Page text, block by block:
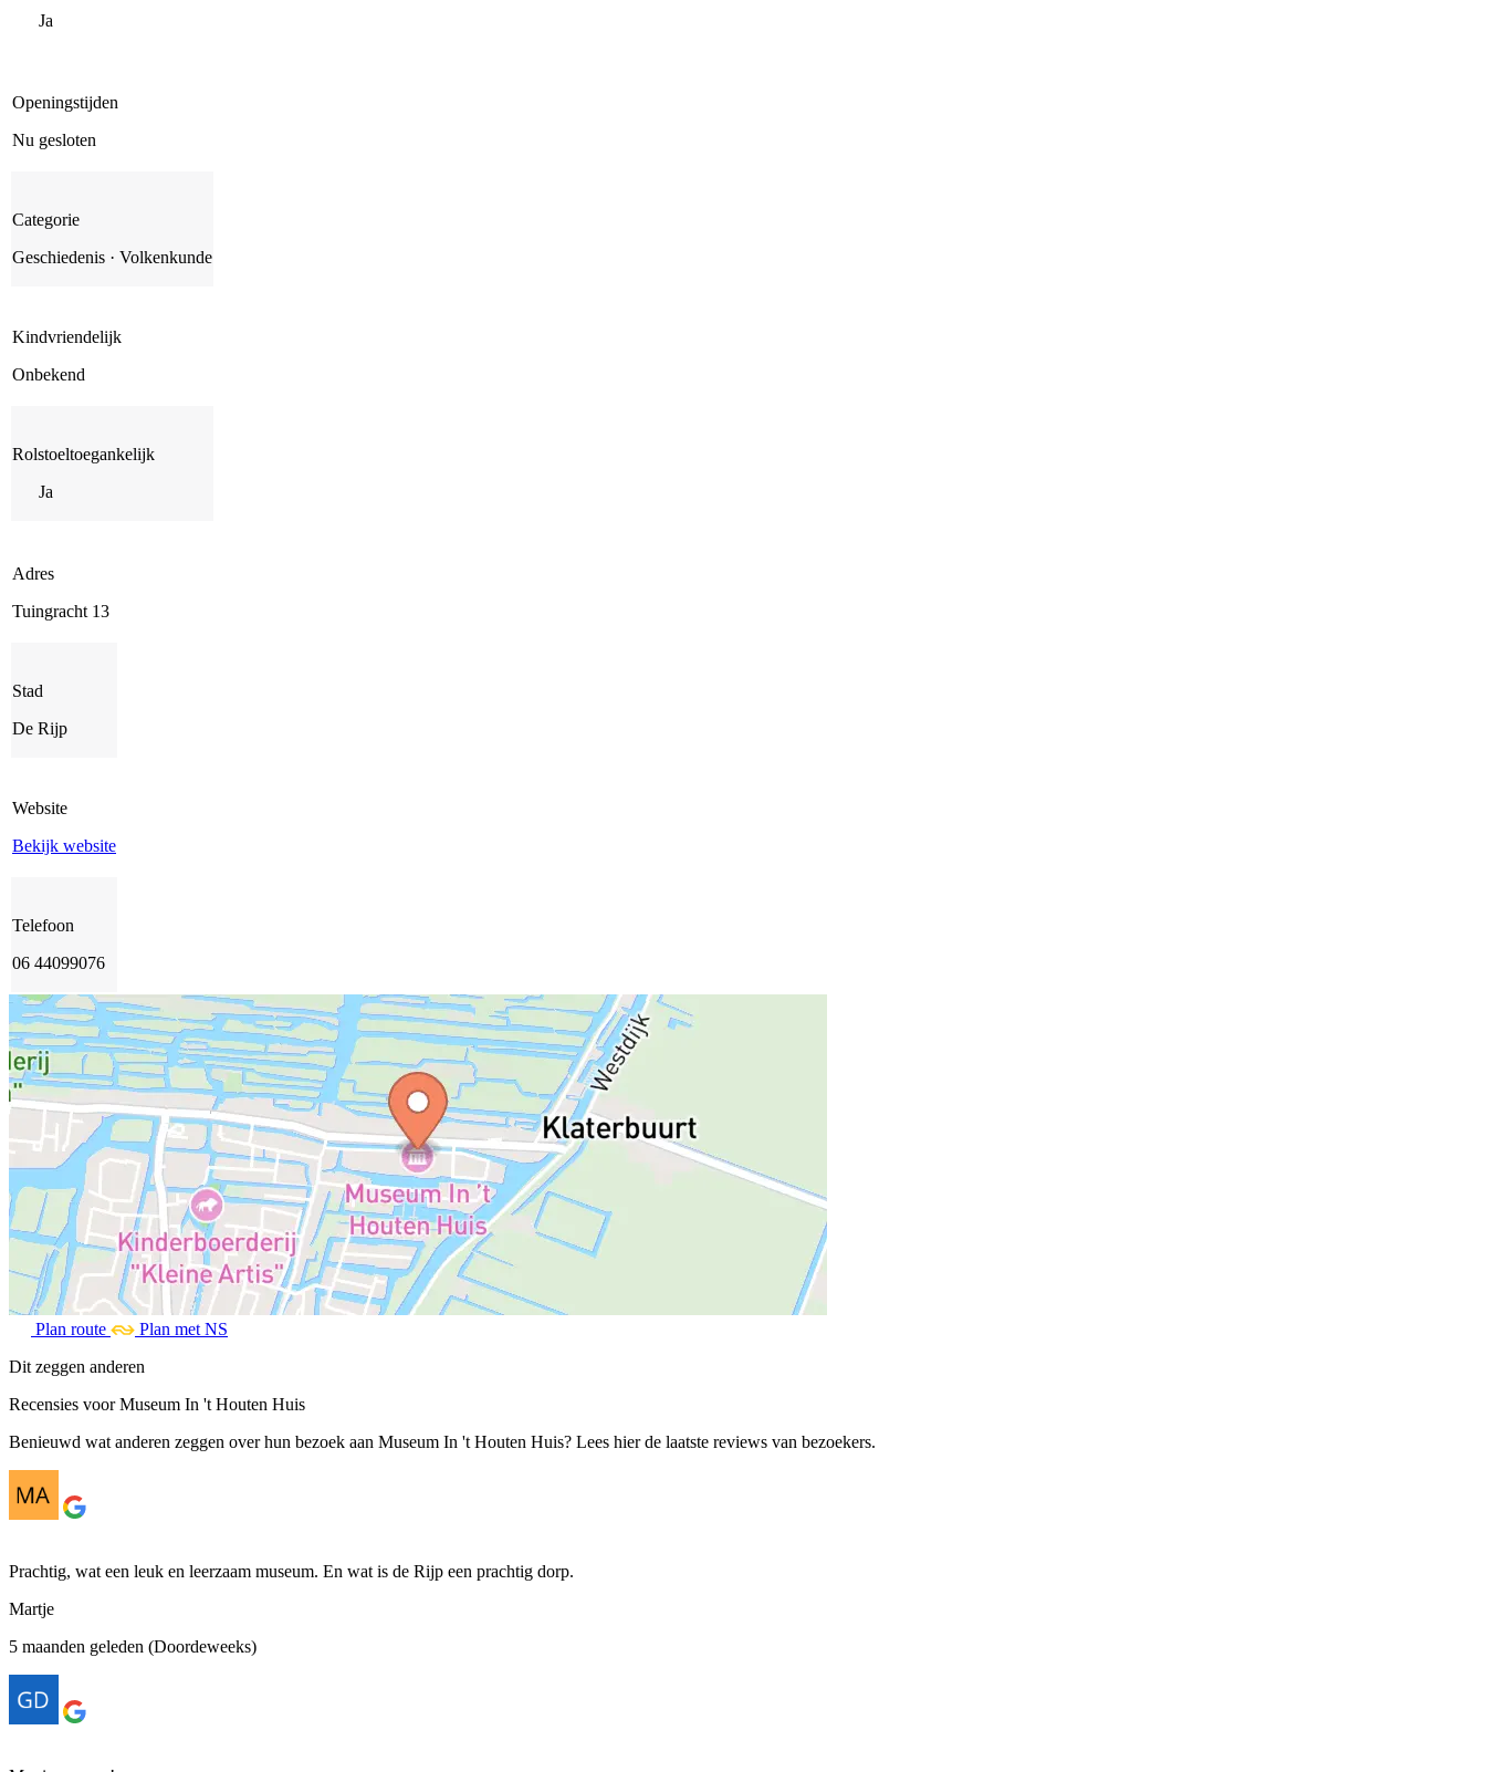
Ja
Openingstijden
Nu gesloten
Categorie
Geschiedenis · Volkenkunde
Kindvriendelijk
Onbekend
Rolstoeltoegankelijk
Ja
Adres
Tuingracht 13
Stad
De Rijp
Website
Bekijk website
Telefoon
06 44099076
Plan route
Plan met NS
Dit zeggen anderen
Recensies voor Museum In 't Houten Huis
Benieuwd wat anderen zeggen over hun bezoek aan Museum In 't Houten Huis? Lees hier de laatste reviews van bezoekers.
Prachtig, wat een leuk en leerzaam museum. En wat is de Rijp een prachtig dorp.
Martje
5 maanden geleden (Doordeweeks)